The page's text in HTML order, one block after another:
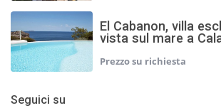
El Cabanon, villa
vista sul mare a
Seguici su